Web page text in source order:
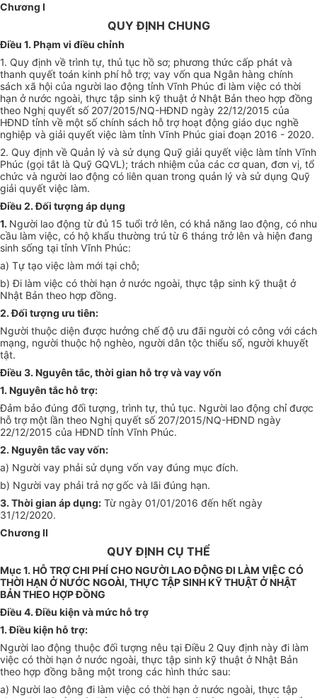
Chương I
QUY ĐỊNH CHUNG
Điều 1. Phạm vi điều chỉnh
1. Quy định về trình tự, thủ tục hồ sơ; phương thức cấp phát và
thanh quyết toán kinh phí hỗ trợ; vay vốn qua Ngân hàng chính
sách xã hội của người lao động tỉnh Vĩnh Phúc đi làm việc có thời
hạn ở nước ngoài, thực tập sinh kỹ thuật ở Nhật Bản theo hợp đồng
theo Nghị quyết số 207/2015/NQ-HĐND ngày 22/12/2015 của
HĐND tỉnh về một số chính sách hỗ trợ hoạt động giáo dục nghề
nghiệp và giải quyết việc làm tỉnh Vĩnh Phúc giai đoạn 2016 - 2020.
2. Quy định về Quản lý và sử dụng Quỹ giải quyết việc làm tỉnh Vĩnh
Phúc (gọi tắt là Quỹ GQVL); trách nhiệm của các cơ quan, đơn vị, tổ
chức và người lao động có liên quan trong quản lý và sử dụng Quỹ
giải quyết việc làm.
Điều 2. Đối tượng áp dụng
1. Người lao động từ đủ 15 tuổi trở lên, có khả năng lao động, có nhu
cầu làm việc, có hộ khẩu thường trú từ 6 tháng trở lên và hiện đang
sinh sống tại tỉnh Vĩnh Phúc:
a) Tự tạo việc làm mới tại chỗ;
b) Đi làm việc có thời hạn ở nước ngoài, thực tập sinh kỹ thuật ở
Nhật Bản theo hợp đồng.
2. Đối tượng ưu tiên:
Người thuộc diện được hưởng chế độ ưu đãi người có công với cách
mạng, người thuộc hộ nghèo, người dân tộc thiểu số, người khuyết
tật.
Điều 3. Nguyên tắc, thời gian hỗ trợ và vay vốn
1. Nguyên tắc hỗ trợ:
Đảm bảo đúng đối tượng, trình tự, thủ tục. Người lao động chỉ được
hỗ trợ một lần theo Nghị quyết số 207/2015/NQ-HĐND ngày
22/12/2015 của HĐND tỉnh Vĩnh Phúc.
2. Nguyên tắc vay vốn:
a) Người vay phải sử dụng vốn vay đúng mục đích.
b) Người vay phải trả nợ gốc và lãi đúng hạn.
3. Thời gian áp dụng: Từ ngày 01/01/2016 đến hết ngày
31/12/2020.
Chương II
QUY ĐỊNH CỤ THỂ
Mục 1. HỖ TRỢ CHI PHÍ CHO NGƯỜI LAO ĐỘNG ĐI LÀM VIỆC CÓ
THỜI HẠN Ở NƯỚC NGOÀI, THỰC TẬP SINH KỸ THUẬT Ở NHẬT
BẢN THEO HỢP ĐỒNG
Điều 4. Điều kiện và mức hỗ trợ
1. Điều kiện hỗ trợ:
Người lao động thuộc đối tượng nêu tại Điều 2 Quy định này đi làm
việc có thời hạn ở nước ngoài, thực tập sinh kỹ thuật ở Nhật Bản
theo hợp đồng bằng một trong các hình thức sau:
a) Người lao động đi làm việc có thời hạn ở nước ngoài, thực tập